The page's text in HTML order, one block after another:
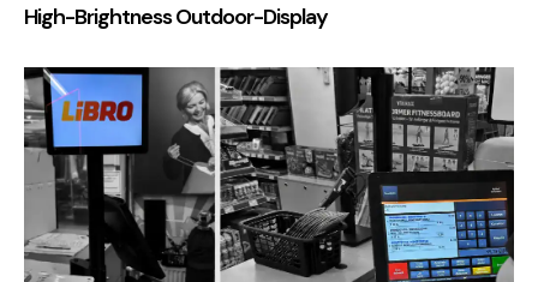
High-Brightness Outdoor-Display